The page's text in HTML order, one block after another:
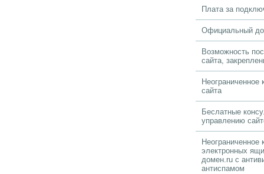
Плата за
Официальный
Возможность
сайта,
Неограниченное
сайта
Беслатные
управлению
Неограниченное
электронных
домен.ru с
антиспамом